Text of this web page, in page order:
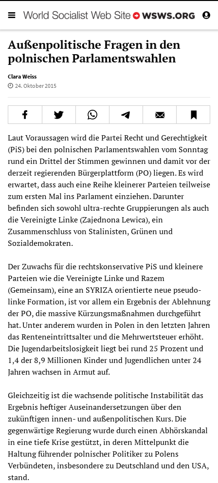
Außenpolitische Fragen in den
polnischen Parlamentswahlen
Clara Weiss
24. Oktober 2015
Laut Voraussagen wird die Partei Recht und Gerechtigkeit
(PiS) bei den polnischen Parlamentswahlen vom Sonntag
rund ein Drittel der Stimmen gewinnen und damit vor der
derzeit regierenden Bürgerplattform (PO) liegen. Es wird
erwartet, dass auch eine Reihe kleinerer Parteien teilweise
zum ersten Mal ins Parlament einziehen. Darunter
befinden sich sowohl ultra-rechte Gruppierungen als auch
die Vereinigte Linke (Zajednona Lewica), ein
Zusammenschluss von Stalinisten, Grünen und
Sozialdemokraten.
Der Zuwachs für die rechtskonservative PiS und kleinere
Parteien wie die Vereinigte Linke und Razem
(Gemeinsam), eine an SYRIZA orientierte neue pseudo-
linke Formation, ist vor allem ein Ergebnis der Ablehnung
der PO, die massive Kürzungsmaßnahmen durchgeführt
hat. Unter anderem wurden in Polen in den letzten Jahren
das Renteneintrittsalter und die Mehrwertsteuer erhöht.
Die Jugendarbeitslosigkeit liegt bei rund 25 Prozent und
1,4 der 8,9 Millionen Kinder und Jugendlichen unter 24
Jahren wachsen in Armut auf.
Gleichzeitig ist die wachsende politische Instabilität das
Ergebnis heftiger Auseinandersetzungen über den
zukünftigen innen- und außenpolitischen Kurs. Die
gegenwärtige Regierung wurde durch einen Abhörskandal
in eine tiefe Krise gestützt, in deren Mittelpunkt die
Haltung führender polnischer Politiker zu Polens
Verbündeten, insbesondere zu Deutschland und den USA,
stand.